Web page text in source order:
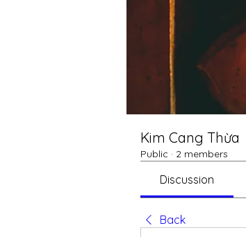
Kim Cang Thừa
Public · 2 members
Discussion
Back